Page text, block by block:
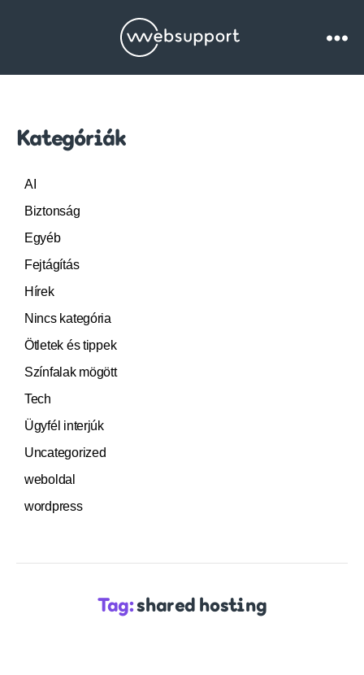
Websupport.hu
Kategóriák
AI
Biztonság
Egyéb
Fejtágítás
Hírek
Nincs kategória
Ötletek és tippek
Színfalak mögött
Tech
Ügyfél interjúk
Uncategorized
weboldal
wordpress
Tag:shared hosting